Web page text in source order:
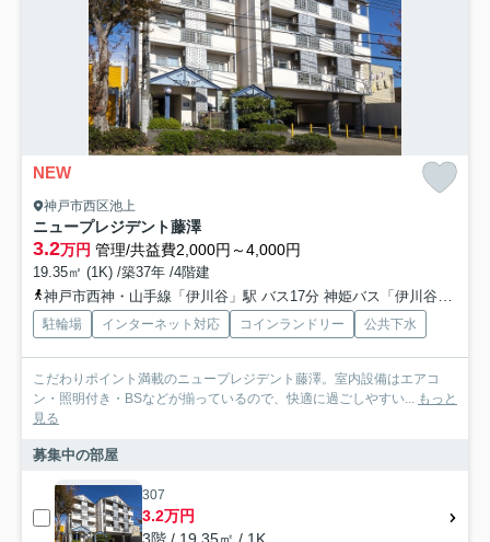
NEW
神戸市西区池上
ニュープレジデント藤澤
3.2万円 管理/共益費2,000円～4,000円
19.35㎡ (1K) /築37年 /4階建
神戸市西神・山手線「伊川谷」駅 バス17分 神姫バス「伊川谷出張所前」 停歩3分
駐輪場 インターネット対応 コインランドリー 公共下水
こだわりポイント満載のニュープレジデント藤澤。室内設備はエアコ
ン・照明付き・BSなどが揃っているので、快適に過ごしやすい... もっと
見る
募集中の部屋
307
3.2万円